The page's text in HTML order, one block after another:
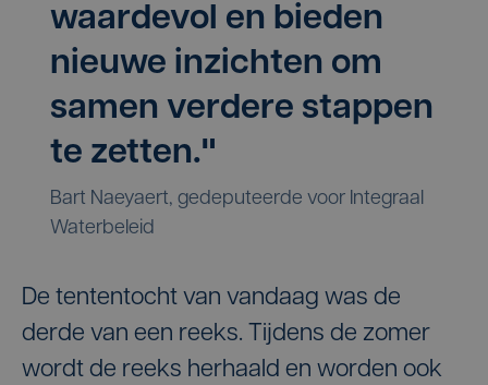
waardevol en bieden
nieuwe inzichten om
samen verdere stappen
te zetten."
Bart Naeyaert, gedeputeerde voor Integraal
Waterbeleid
De tententocht van vandaag was de
derde van een reeks. Tijdens de zomer
wordt de reeks herhaald en worden ook